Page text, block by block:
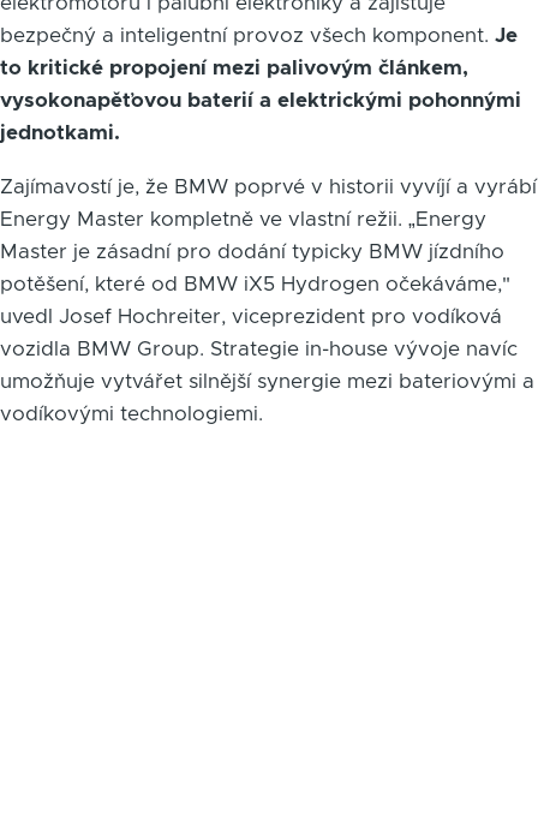
bezpečný a inteligentní provoz všech komponent. Je
to kritické propojení mezi palivovým článkem,
vysokonapěťovou baterií a elektrickými pohonnými
jednotkami.
Zajímavostí je, že BMW poprvé v historii vyvíjí a vyrábí
Energy Master kompletně ve vlastní režii. „Energy
Master je zásadní pro dodání typicky BMW jízdního
potěšení, které od BMW iX5 Hydrogen očekáváme,"
uvedl Josef Hochreiter, viceprezident pro vodíková
vozidla BMW Group. Strategie in-house vývoje navíc
umožňuje vytvářet silnější synergie mezi bateriovými a
vodíkovými technologiemi.